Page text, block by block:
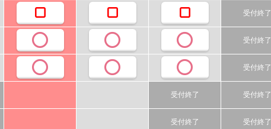
受付終了
受付終了
受付終了
受付終了 受付終了
受付終了 受付終了